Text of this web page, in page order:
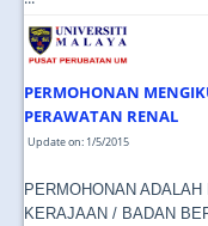
PERMOHONAN
PERAWATAN RENAL
Update on: 1/5/2015
PERMOHONAN
KERAJAAN / BADAN